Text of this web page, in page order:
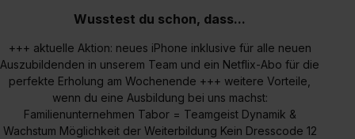
Wusstest du schon, dass...
+++ aktuelle Aktion: neues iPhone inklusive für alle neuen
Auszubildenden in unserem Team und ein Netflix-Abo für die
perfekte Erholung am Wochenende +++ weitere Vorteile,
wenn du eine Ausbildung bei uns machst:
Familienunternehmen Tabor = Teamgeist Dynamik &
Wachstum Möglichkeit der Weiterbildung Kein Dresscode 12